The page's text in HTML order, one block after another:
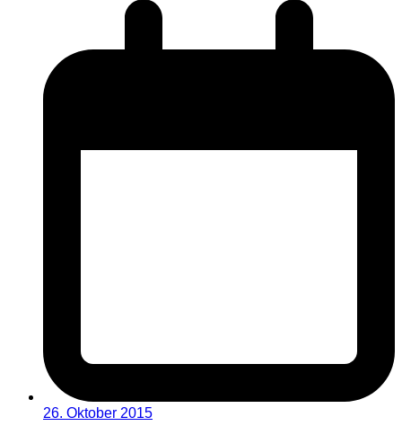
26. Oktober 2015